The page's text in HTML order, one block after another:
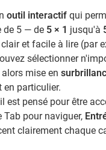
de 1 à 10
outil interactif qui
de 5 — de 5 × 1 jusqu'à
et facile à lire (par
sélectionner
alors mise en
en particulier.
est pensé pour être
Tab pour naviguer,
clairement chaque